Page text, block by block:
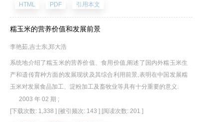
HTML PDF 引用本文
糯玉米的营养价值和发展前景
李艳茹,吉士东,郑大浩
系统地介绍了糯玉米的营养价值、食用价值,阐述了国内外糯玉米生
产和遗传育种方面的发展现状及其综合利用前景,表明在中国发展糯
玉米对发展食品加工、淀粉加工及畜牧业等具有十分重要的意义.
2003 年 02 期 ;
[下载次数: 1,338 ] [被引频次: 143 ] [阅读次数: 201 ]